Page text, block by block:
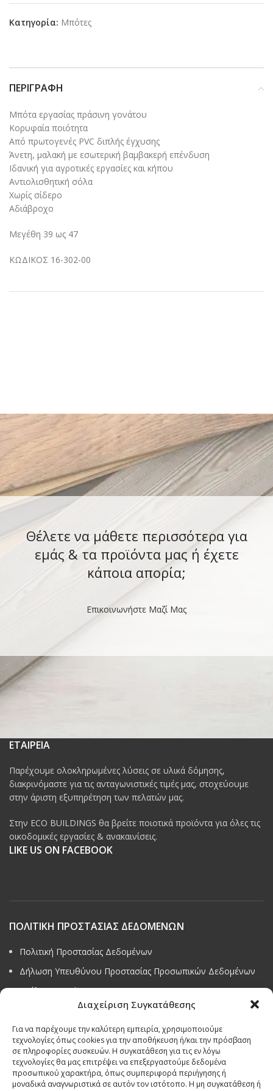
Διαχείριση Συγκατάθεσης
Για να παρέχουμε την καλύτερη εμπειρία, χρησιμοποιούμε
τεχνολογίες όπως cookies για την αποθήκευση ή/και την πρόσβαση
σε πληροφορίες συσκευών. Η συγκατάθεση για τις εν λόγω
τεχνολογίες θα μας επιτρέψει να επεξεργαστούμε δεδομένα
προσωπικού χαρακτήρα, όπως συμπεριφορά περιήγησης ή
μοναδικά αναγνωριστικά σε αυτόν τον ιστότοπο. Η μη συγκατάθεση ή
Κατηγορία: Μπότες
ΠΕΡΙΓΡΑΦΉ
Μπότα εργασίας πράσινη γονάτου
Κορυφαία ποιότητα
Από πρωτογενές PVC διπλής έγχυσης
Άνετη, μαλακή με εσωτερική βαμβακερή επένδυση
Ιδανική για αγροτικές εργασίες και κήπου
Αντιολισθητική σόλα
Χωρίς σίδερο
Αδιάβροχο
Μεγέθη 39 ως 47
ΚΩΔΙΚΟΣ 16-302-00
Θέλετε να μάθετε περισσότερα για
εμάς & τα προϊόντα μας ή έχετε
κάποια απορία;
Επικοινωνήστε Μαζί Μας
ΕΤΑΙΡΕΙΑ
Παρέχουμε ολοκληρωμένες λύσεις σε υλικά δόμησης,
διακρινόμαστε για τις ανταγωνιστικές τιμές μας, στοχεύουμε
στην άριστη εξυπηρέτηση των πελατών μας.
Στην ECO BUILDINGS θα βρείτε ποιοτικά προϊόντα για όλες τις
οικοδομικές εργασίες & ανακαινίσεις.
LIKE US ON FACEBOOK
ΠΟΛΙΤΙΚΗ ΠΡΟΣΤΑΣΙΑΣ ΔΕΔΟΜΕΝΩΝ
Πολιτική Προστασίας Δεδομένων
Δήλωση Υπευθύνου Προστασίας Προσωπικών Δεδομένων
Ανάλυση Cookies
Όροι & προϋποθέσεις διαγωνισμού
ΣΤΟΙΧΕΙΑ ΕΠΙΚΟΙΝΩΝΙΑΣ